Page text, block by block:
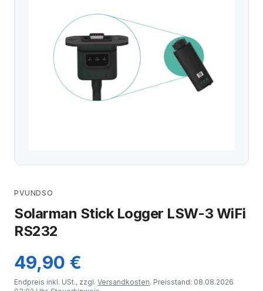
PVUNDSO
Solarman Stick Logger LSW-3 WiFi
RS232
49,90 €
Endpreis inkl. USt., zzgl. Versandkosten. Preisstand: 08.08.2026